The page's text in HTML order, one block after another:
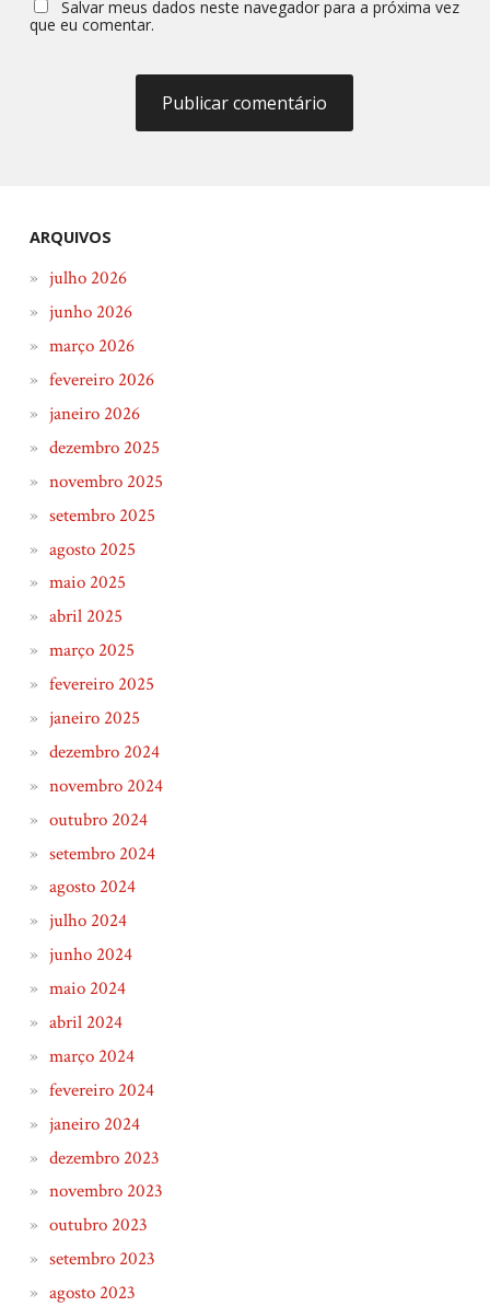
Salvar meus dados neste navegador para a próxima vez
que eu comentar.
ARQUIVOS
julho 2026
junho 2026
março 2026
fevereiro 2026
janeiro 2026
dezembro 2025
novembro 2025
setembro 2025
agosto 2025
maio 2025
abril 2025
março 2025
fevereiro 2025
janeiro 2025
dezembro 2024
novembro 2024
outubro 2024
setembro 2024
agosto 2024
julho 2024
junho 2024
maio 2024
abril 2024
março 2024
fevereiro 2024
janeiro 2024
dezembro 2023
novembro 2023
outubro 2023
setembro 2023
agosto 2023